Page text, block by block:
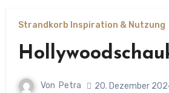
Strandkorb Inspiration & Nutzung
Von Petra
20. Dezember